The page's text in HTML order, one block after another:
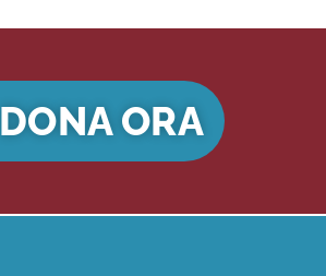
DONA ORA